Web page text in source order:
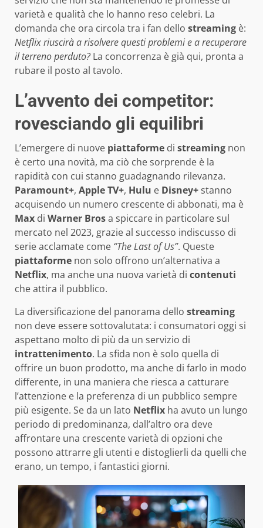
varietà e qualità che lo hanno reso celebri. La
domanda che ora circola tra i fan dello streaming è:
Netflix riuscirà a risolvere questi problemi e a recuperare
il terreno perduto?La concorrenza è già qui, pronta a
rubare il posto al tavolo.
L’avvento dei competitor:
rovesciando gli equilibri
L’emergere di nuove piattaforme di streaming non
è certo una novità, ma ciò che sorprende è la
rapidità con cui stanno guadagnando rilevanza.
Paramount+, Apple TV+, Hulu e Disney+stanno
acquisendo un numero crescente di abbonati, ma è
Max di Warner Brosa spiccare in particolare sul
mercato nel 2023, grazie al successo indiscusso di
serie acclamate come “The Last of Us”. Queste
piattaforme non solo offrono un’alternativa a
Netflix, ma anche una nuova varietà di contenuti
che attira il pubblico.
La diversificazione del panorama dello streaming
non deve essere sottovalutata: i consumatori oggi si
aspettano molto di più da un servizio di
intrattenimento. La sfida non è solo quella di
offrire un buon prodotto, ma anche di farlo in modo
differente, in una maniera che riesca a catturare
l’attenzione e la preferenza di un pubblico sempre
più esigente. Se da un lato Netflix ha avuto un lungo
periodo di predominanza, dall’altro ora deve
affrontare una crescente varietà di opzioni che
possono attrarre gli utenti e distoglierli da quelli che
erano, un tempo, i fantastici giorni.